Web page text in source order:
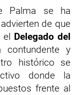
Palma se ha
de que
el Delegado del
y
histórico se
donde la
frente al